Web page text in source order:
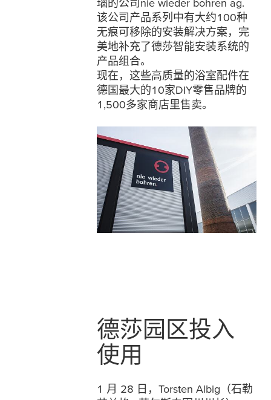
瑙的公司nie wieder bohren ag.
该公司产品系列中有大约100种
无痕可移除的安装解决方案，完
美地补充了德莎智能安装系统的
产品组合。
现在，这些高质量的浴室配件在
德国最大的10家DIY零售品牌的
1,500多家商店里售卖。
德莎园区投入
使用
1 月 28 日，Torsten Albig（石勒